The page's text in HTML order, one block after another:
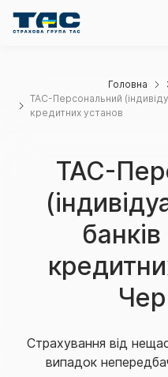
Головна
ТАС-Персональний
кредитних установ
ТАС-
Страхування від
випадок